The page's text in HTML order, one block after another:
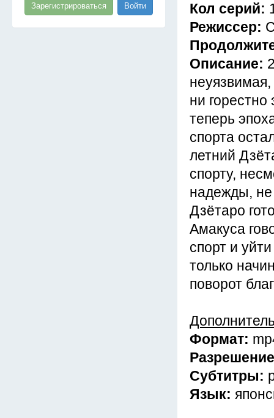
Зарегистрироваться Войти
Кол серий:
Режиссер:
Описание:
ни
теперь
спорта
летний
спорту,
надежды, не
Дзётаро
Амакуса
спорт и
только
поворот
Формат:
Субтитры:
Язык: